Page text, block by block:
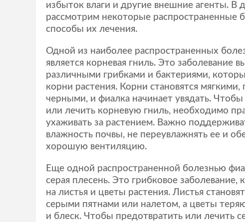
избыток влаги и другие внешние агенты. В
рассмотрим некоторые распространенные
способы их лечения.
Одной из наиболее распространенных
является корневая гниль. Это заболевание
различными грибками и бактериями,
корни растения. Корни становятся
черными, и фиалка начинает увядать. Чтобы
или лечить корневую гниль, необходимо
ухаживать за растением. Важно
влажность почвы, не переувлажнять ее и
хорошую вентиляцию.
Еще одной распространенной болезнью
серая плесень. Это грибковое заболевание,
на листья и цветы растения. Листья
серыми пятнами или налетом, а цветы
и блеск. Чтобы предотвратить или лечить